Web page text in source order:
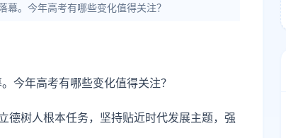
幕。今年高考有哪些变化值得关注？
今年高考有哪些变化值得关注？
德树人根本任务，坚持贴近时代发展主题，强